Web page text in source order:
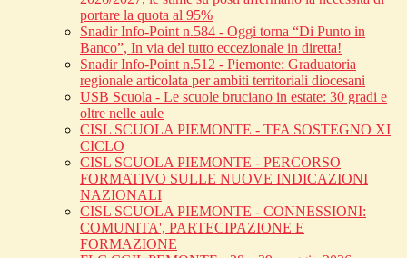
portare la quota al 95%
Snadir Info-Point n.584 - Oggi torna “Di Punto in
Banco”, In via del tutto eccezionale in diretta!
Snadir Info-Point n.512 - Piemonte: Graduatoria
regionale articolata per ambiti territoriali diocesani
USB Scuola - Le scuole bruciano in estate: 30 gradi e
oltre nelle aule
CISL SCUOLA PIEMONTE - TFA SOSTEGNO XI
CICLO
CISL SCUOLA PIEMONTE - PERCORSO
FORMATIVO SULLE NUOVE INDICAZIONI
NAZIONALI
CISL SCUOLA PIEMONTE - CONNESSIONI:
COMUNITA', PARTECIPAZIONE E
FORMAZIONE